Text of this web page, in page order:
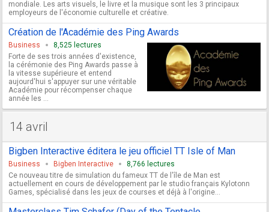
mondiale. Les arts visuels, le livre et la musique sont les 3 principaux
employeurs de l'économie culturelle et créative.
Création de l'Académie des Ping Awards
Business
8,525 lectures
Forte de ses trois années d'existence,
la cérémonie des Ping Awards passe à
la vitesse supérieure et entend
aujourd'hui s'appuyer sur une véritable
Académie pour récompenser chaque
année les ...
14 avril
Bigben Interactive éditera le jeu officiel TT Isle of Man
Business Bigben Interactive
8,766 lectures
Ce nouveau titre de simulation du fameux TT de l'île de Man est
actuellement en cours de développement par le studio français Kylotonn
Games, spécialisé dans les jeux de courses et déjà à l'origine...